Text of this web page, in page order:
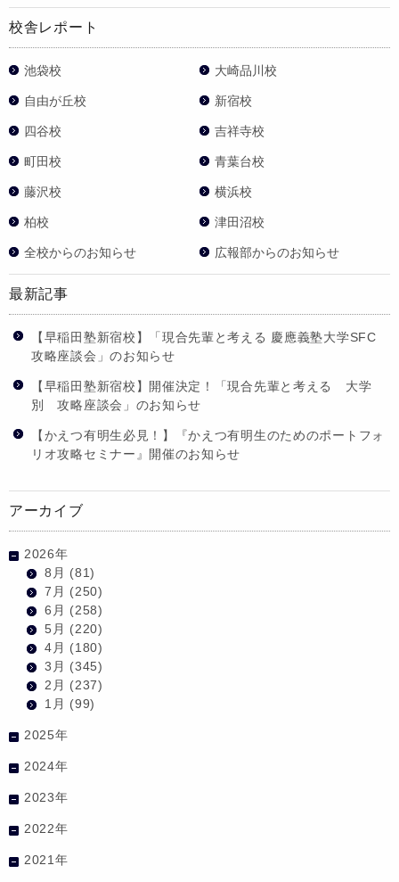
校舎レポート
池袋校 大崎品川校
自由が丘校 新宿校
四谷校 吉祥寺校
町田校 青葉台校
藤沢校 横浜校
柏校 津田沼校
全校からのお知らせ 広報部からのお知らせ
最新記事
【早稲田塾新宿校】「現合先輩と考える 慶應義塾大学SFC
攻略座談会」のお知らせ
【早稲田塾新宿校】開催決定！「現合先輩と考える 大学
別 攻略座談会」のお知らせ
【かえつ有明生必見！】『かえつ有明生のためのポートフォ
リオ攻略セミナー』開催のお知らせ
アーカイブ
2026年
8月 (81)
7月 (250)
6月 (258)
5月 (220)
4月 (180)
3月 (345)
2月 (237)
1月 (99)
2025年
2024年
2023年
2022年
2021年